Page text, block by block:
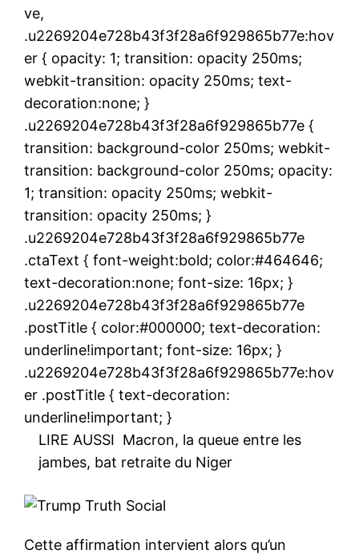
ve,
.u2269204e728b43f3f28a6f929865b77e:hov
er { opacity: 1; transition: opacity 250ms;
webkit-transition: opacity 250ms; text-
decoration:none; }
.u2269204e728b43f3f28a6f929865b77e {
transition: background-color 250ms; webkit-
transition: background-color 250ms; opacity:
1; transition: opacity 250ms; webkit-
transition: opacity 250ms; }
.u2269204e728b43f3f28a6f929865b77e
.ctaText { font-weight:bold; color:#464646;
text-decoration:none; font-size: 16px; }
.u2269204e728b43f3f28a6f929865b77e
.postTitle { color:#000000; text-decoration:
underline!important; font-size: 16px; }
.u2269204e728b43f3f28a6f929865b77e:hov
er .postTitle { text-decoration:
underline!important; }
LIRE AUSSI Macron, la queue entre les
jambes, bat retraite du Niger
Cette affirmation intervient alors qu’un